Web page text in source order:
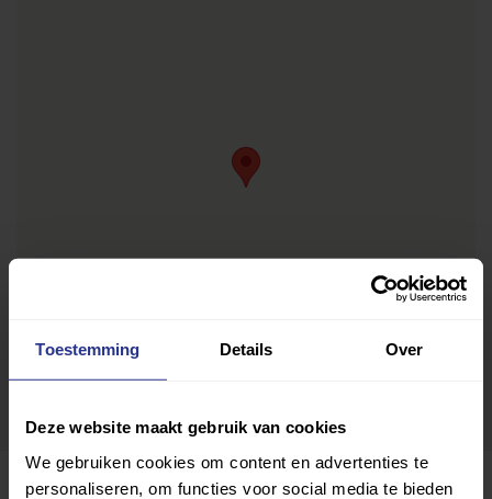
Toestemming Details Over
Deze website maakt gebruik van cookies
We gebruiken cookies om content en advertenties te
personaliseren, om functies voor social media te bieden